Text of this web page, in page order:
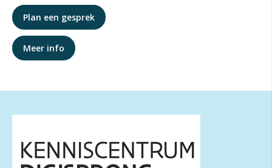
Plan een gesprek
Meer info